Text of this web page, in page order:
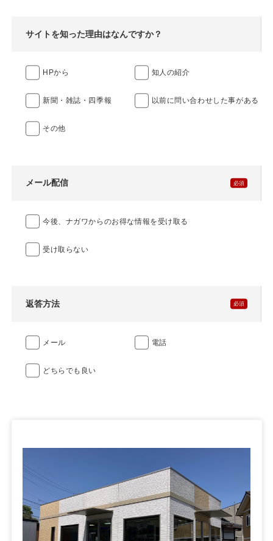
サイトを知った理由はなんですか？
HPから 知人の紹介
新聞・雑誌・四季報 以前に問い合わせした事がある
その他
メール配信
今後、ナガワからのお得な情報を受け取る
受け取らない
返答方法
メール 電話
どちらでも良い